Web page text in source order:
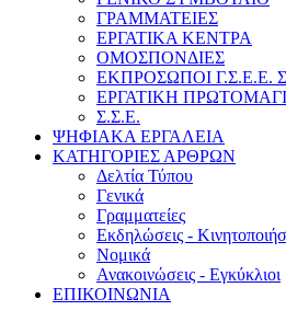
ΓΡΑΜΜΑΤΕΙΕΣ
ΕΡΓΑΤΙΚΑ ΚΕΝΤΡΑ
ΟΜΟΣΠΟΝΔΙΕΣ
ΕΚΠΡΟΣΩΠΟΙ Γ.Σ.Ε.Ε.
ΕΡΓΑΤΙΚΗ
Σ.Σ.Ε.
ΨΗΦΙΑΚΑ ΕΡΓΑΛΕΙΑ
ΚΑΤΗΓΟΡΙΕΣ ΑΡΘΡΩΝ
Δελτία Τύπου
Γενικά
Γραμματείες
Εκδηλώσεις -
Νομικά
Ανακοινώσεις - Εγκύκλιοι
ΕΠΙΚΟΙΝΩΝΙΑ